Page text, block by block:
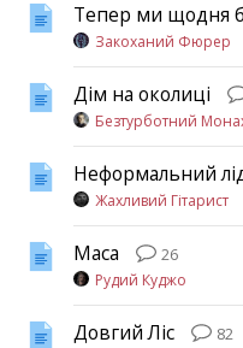
Тепер ми щодня
Закоханий Фюрер
Дім на околиці
Безтурботний
Неформальний
Жахливий Гітарист
Маса
26
Рудий Куджо
Довгий Ліс
82